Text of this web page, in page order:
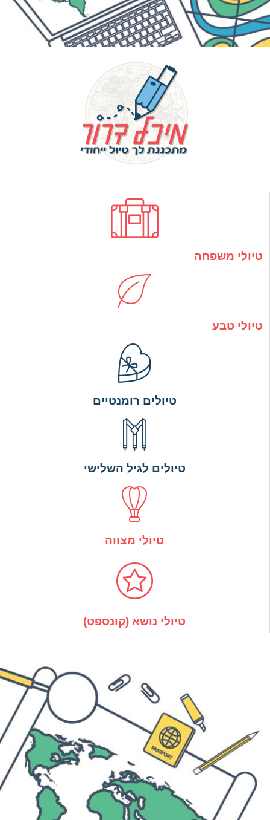
טיולי משפחה
טיולי טבע
טיולים רומנטיים
טיולים לגיל השלישי
טיולי מצווה
טיולי נושא (קונספט)